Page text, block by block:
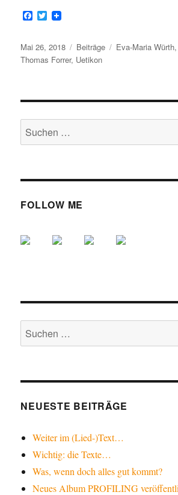
F
e
b
o
T
t
t
e
Veröffentlicht
am
Mai 26, 2018 Kategorien
Beiträge Schlagwörter
Eva-Maria Würth,
Thomas Forrer, Uetikon
Suche
nach:
FOLLOW ME
Suche
nach:
NEUESTE BEITRÄGE
Weiter im (Lied-)Text…
Wichtig: die Texte…
Was, wenn doch alles gut kommt?
Neues Album PROFILING